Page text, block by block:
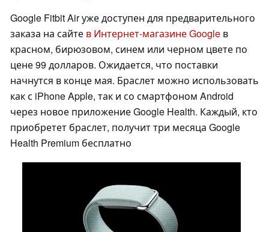
Google Fitbit Air уже доступен для предварительного
заказа на сайте в Интернет-магазине Google в
красном, бирюзовом, синем или черном цвете по
цене 99 долларов. Ожидается, что поставки
начнутся в конце мая. Браслет можно использовать
как с iPhone Apple, так и со смартфоном Android
через новое приложение Google Health. Каждый, кто
приобретет браслет, получит три месяца Google
Health Premium бесплатно